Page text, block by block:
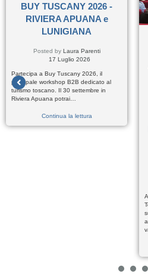
BUY TUSCANY 2026 -
RIVIERA APUANA e
LUNIGIANA
Posted by Laura Parenti
17 Luglio 2026
Partecipa a Buy Tuscany 2026, il
principale workshop B2B dedicato al
turismo toscano. Il 30 settembre in
Riviera Apuana potrai…
Continua la lettura